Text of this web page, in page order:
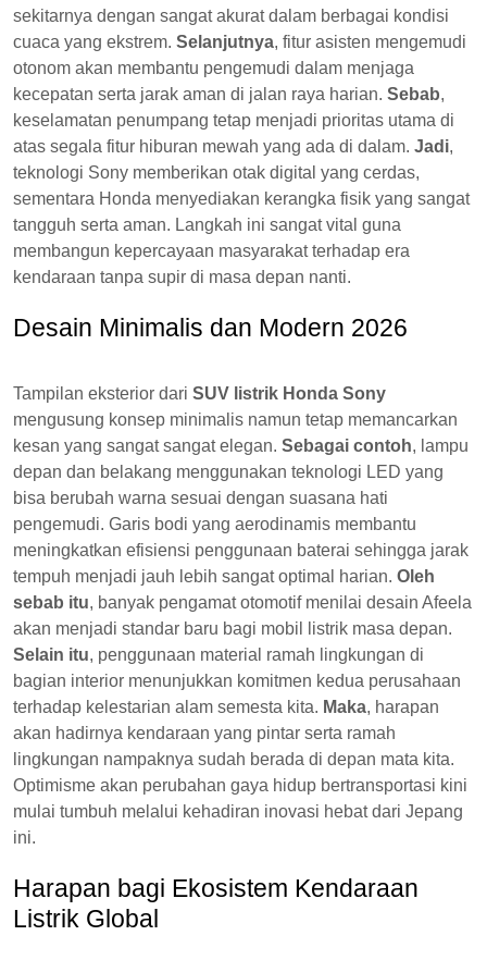
sekitarnya dengan sangat akurat dalam berbagai kondisi
cuaca yang ekstrem. Selanjutnya, fitur asisten mengemudi
otonom akan membantu pengemudi dalam menjaga
kecepatan serta jarak aman di jalan raya harian. Sebab,
keselamatan penumpang tetap menjadi prioritas utama di
atas segala fitur hiburan mewah yang ada di dalam. Jadi,
teknologi Sony memberikan otak digital yang cerdas,
sementara Honda menyediakan kerangka fisik yang sangat
tangguh serta aman. Langkah ini sangat vital guna
membangun kepercayaan masyarakat terhadap era
kendaraan tanpa supir di masa depan nanti.
Desain Minimalis dan Modern 2026
Tampilan eksterior dari SUV listrik Honda Sony
mengusung konsep minimalis namun tetap memancarkan
kesan yang sangat sangat elegan. Sebagai contoh, lampu
depan dan belakang menggunakan teknologi LED yang
bisa berubah warna sesuai dengan suasana hati
pengemudi. Garis bodi yang aerodinamis membantu
meningkatkan efisiensi penggunaan baterai sehingga jarak
tempuh menjadi jauh lebih sangat optimal harian. Oleh
sebab itu, banyak pengamat otomotif menilai desain Afeela
akan menjadi standar baru bagi mobil listrik masa depan.
Selain itu, penggunaan material ramah lingkungan di
bagian interior menunjukkan komitmen kedua perusahaan
terhadap kelestarian alam semesta kita. Maka, harapan
akan hadirnya kendaraan yang pintar serta ramah
lingkungan nampaknya sudah berada di depan mata kita.
Optimisme akan perubahan gaya hidup bertransportasi kini
mulai tumbuh melalui kehadiran inovasi hebat dari Jepang
ini.
Harapan bagi Ekosistem Kendaraan
Listrik Global